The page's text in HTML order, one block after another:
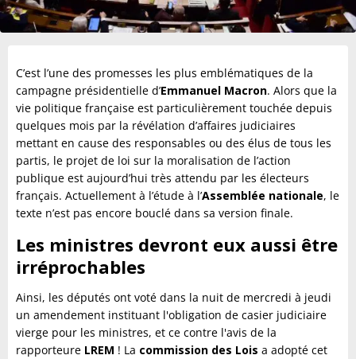
C’est l’une des promesses les plus emblématiques de la
campagne présidentielle d’Emmanuel Macron. Alors que la
vie politique française est particulièrement touchée depuis
quelques mois par la révélation d’affaires judiciaires
mettant en cause des responsables ou des élus de tous les
partis, le projet de loi sur la moralisation de l’action
publique est aujourd’hui très attendu par les électeurs
français. Actuellement à l’étude à l’Assemblée nationale, le
texte n’est pas encore bouclé dans sa version finale.
Les ministres devront eux aussi être
irréprochables
Ainsi, les députés ont voté dans la nuit de mercredi à jeudi
un amendement instituant l'obligation de casier judiciaire
vierge pour les ministres, et ce contre l'avis de la
rapporteure LREM ! La commission des Lois a adopté cet